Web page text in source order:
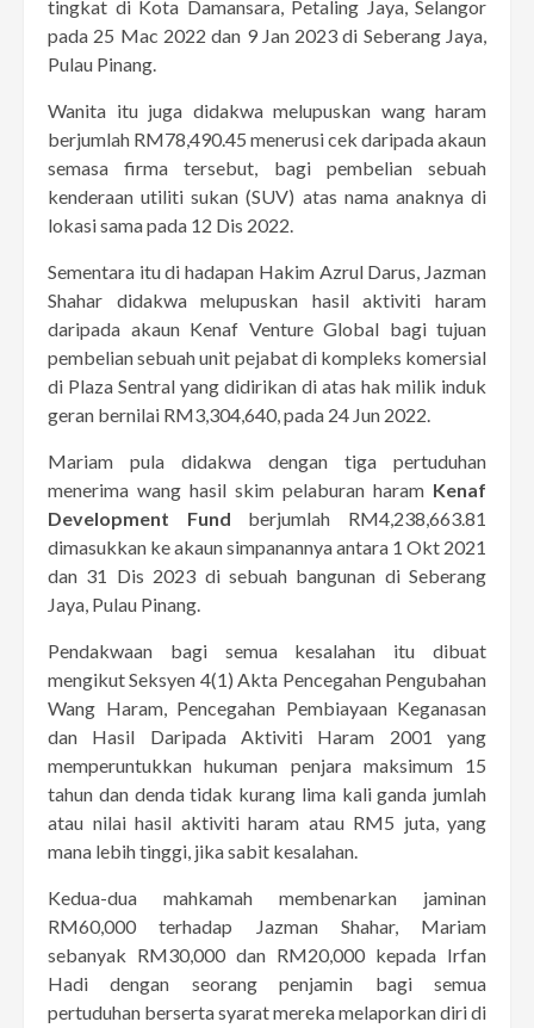
tingkat di Kota Damansara, Petaling Jaya, Selangor
pada 25 Mac 2022 dan 9 Jan 2023 di Seberang Jaya,
Pulau Pinang.
Wanita itu juga didakwa melupuskan wang haram
berjumlah RM78,490.45 menerusi cek daripada akaun
semasa firma tersebut, bagi pembelian sebuah
kenderaan utiliti sukan (SUV) atas nama anaknya di
lokasi sama pada 12 Dis 2022.
Sementara itu di hadapan Hakim Azrul Darus, Jazman
Shahar didakwa melupuskan hasil aktiviti haram
daripada akaun Kenaf Venture Global bagi tujuan
pembelian sebuah unit pejabat di kompleks komersial
di Plaza Sentral yang didirikan di atas hak milik induk
geran bernilai RM3,304,640, pada 24 Jun 2022.
Mariam pula didakwa dengan tiga pertuduhan
menerima wang hasil skim pelaburan haram Kenaf
Development Fund berjumlah RM4,238,663.81
dimasukkan ke akaun simpanannya antara 1 Okt 2021
dan 31 Dis 2023 di sebuah bangunan di Seberang
Jaya, Pulau Pinang.
Pendakwaan bagi semua kesalahan itu dibuat
mengikut Seksyen 4(1) Akta Pencegahan Pengubahan
Wang Haram, Pencegahan Pembiayaan Keganasan
dan Hasil Daripada Aktiviti Haram 2001 yang
memperuntukkan hukuman penjara maksimum 15
tahun dan denda tidak kurang lima kali ganda jumlah
atau nilai hasil aktiviti haram atau RM5 juta, yang
mana lebih tinggi, jika sabit kesalahan.
Kedua-dua mahkamah membenarkan jaminan
RM60,000 terhadap Jazman Shahar, Mariam
sebanyak RM30,000 dan RM20,000 kepada Irfan
Hadi dengan seorang penjamin bagi semua
pertuduhan berserta syarat mereka melaporkan diri di